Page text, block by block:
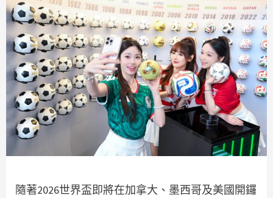
隨著2026世界盃即將在加拿大、墨西哥及美國開鑼